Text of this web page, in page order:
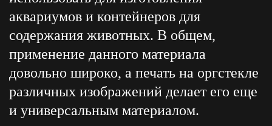
аквариумов и контейнеров для
содержания животных. В общем,
применение данного материала
довольно широко, а печать на оргстекле
различных изображений делает его еще
и универсальным материалом.